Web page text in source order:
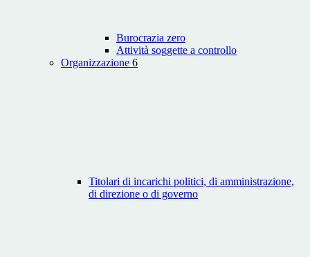
Burocrazia zero
Attività soggette a controllo
Organizzazione 6
Titolari di incarichi politici, di amministrazione,
di direzione o di governo